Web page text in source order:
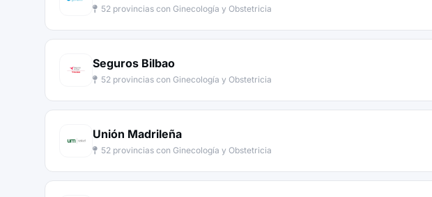
52 provincias con Ginecología y Obstetricia
Seguros Bilbao
52 provincias con Ginecología y Obstetricia
Unión Madrileña
52 provincias con Ginecología y Obstetricia